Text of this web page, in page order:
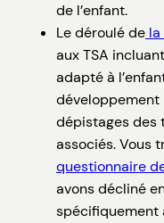
de l’enfant.
Le déroulé de
aux TSA
adapté à
développement
dépistages des
associés. Vous
questionnaire
avons décliné
spécifiquement